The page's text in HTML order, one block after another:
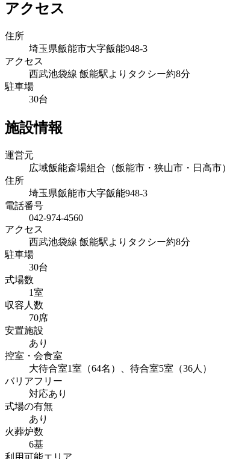
アクセス
住所
埼玉県飯能市大字飯能948-3
アクセス
西武池袋線 飯能駅よりタクシー約8分
駐車場
30台
施設情報
運営元
広域飯能斎場組合（飯能市・狭山市・日高市）
住所
埼玉県飯能市大字飯能948-3
電話番号
042-974-4560
アクセス
西武池袋線 飯能駅よりタクシー約8分
駐車場
30台
式場数
1室
収容人数
70席
安置施設
あり
控室・会食室
大待合室1室（64名）、待合室5室（36人）
バリアフリー
対応あり
式場の有無
あり
火葬炉数
6基
利用可能エリア